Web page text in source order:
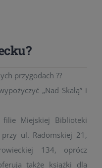
przygodach ??
„Nad Skałą” i
filie Miejskiej Biblioteki
ul. Radomskiej 21,
134, oprócz
także książki dla